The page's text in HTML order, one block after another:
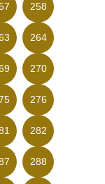
258
264
270
276
282
288